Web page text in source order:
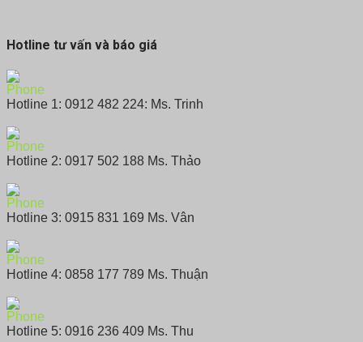
Hotline tư vấn và báo giá
Hotline 1: 0912 482 224: Ms. Trinh
Hotline 2: 0917 502 188 Ms. Thảo
Hotline 3: 0915 831 169 Ms. Vân
Hotline 4: 0858 177 789 Ms. Thuận
Hotline 5: 0916 236 409 Ms. Thu